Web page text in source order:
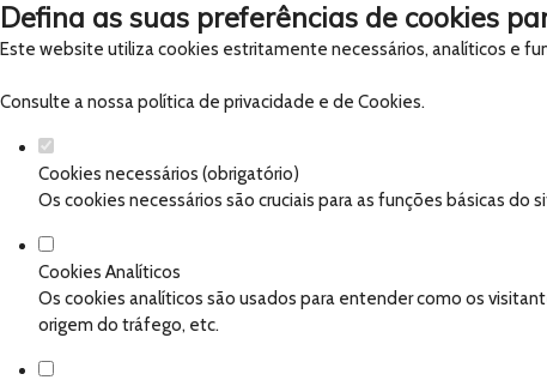
Defina as suas preferências de cookies
Este website utiliza cookies estritamente necessários, analíticos e
Consulte a nossapolítica de privacidade e de Cookies.
Cookies necessários (obrigatório)
Os cookies necessários são cruciais para as funções básicas
Cookies Analíticos
Os cookies analíticos são usados para entender como os
origem do tráfego, etc.